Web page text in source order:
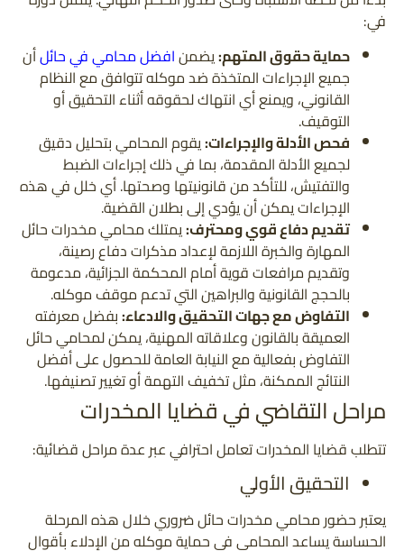
في:
حماية حقوق المتهم:يضمنافضل محامي في حائلأن
جميع الإجراءات المتخذة ضد موكله تتوافق مع النظام
القانوني، ويمنع أي انتهاك لحقوقه أثناء التحقيق أو
التوقيف.
فحص الأدلة والإجراءات:يقوم المحامي بتحليل دقيق
لجميع الأدلة المقدمة، بما في ذلك إجراءات الضبط
والتفتيش، للتأكد من قانونيتها وصحتها. أي خلل في هذه
الإجراءات يمكن أن يؤدي إلى بطلان القضية.
تقديم دفاع قوي ومحترف:يمتلك محامي مخدرات حائل
المهارة والخبرة اللازمة لإعداد مذكرات دفاع رصينة،
وتقديم مرافعات قوية أمام المحكمة الجزائية، مدعومة
بالحجج القانونية والبراهين التي تدعم موقف موكله.
التفاوض مع جهات التحقيق والادعاء:بفضل معرفته
العميقة بالقانون وعلاقاته المهنية، يمكن لمحامي حائل
التفاوض بفعالية مع النيابة العامة للحصول على أفضل
النتائج الممكنة، مثل تخفيف التهمة أو تغيير تصنيفها.
مراحل التقاضي في قضايا المخدرات
تتطلب قضايا المخدرات تعامل احترافي عبر عدة مراحل قضائية:
التحقيق الأولي
يعتبر حضور محامي مخدرات حائل ضروري خلال هذه المرحلة
الحساسة يساعد المحامي في حماية موكله من الإدلاء بأقوال